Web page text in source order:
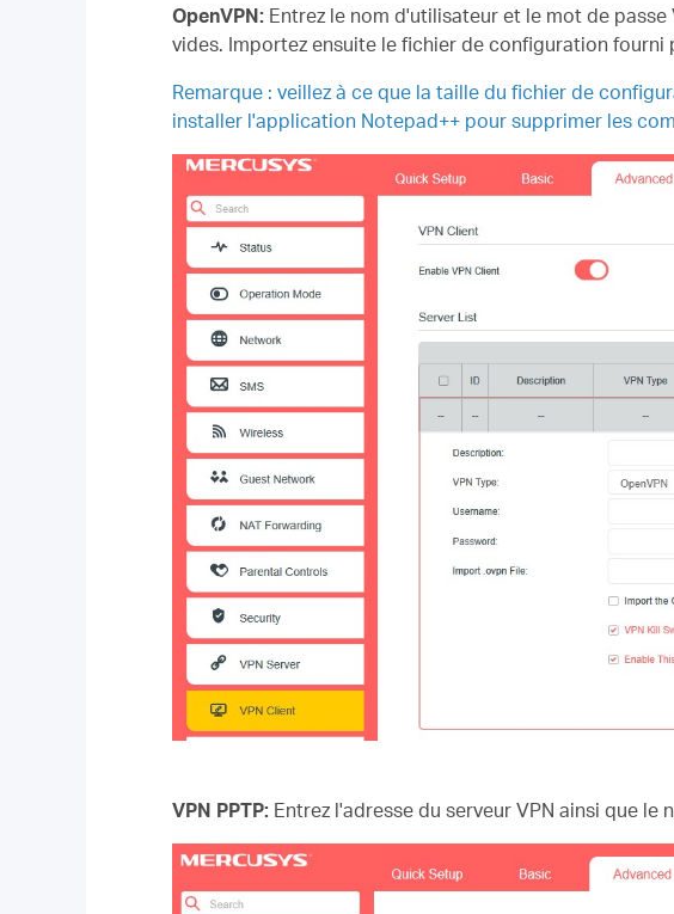
OpenVPN: Entrez le nom d'utilisateur et le mot de
vides. Importez ensuite le fichier de configuration fourni
Remarque : veillez à ce que la taille du fichier de
installer l'application Notepad++ pour supprimer les
VPN PPTP: Entrez l'adresse du serveur VPN ainsi que